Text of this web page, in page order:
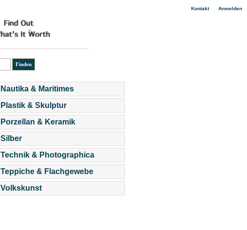
Kontakt| Anmelden
Nautika & Maritimes
Plastik & Skulptur
Porzellan & Keramik
Silber
Technik & Photographica
Teppiche & Flachgewebe
Volkskunst